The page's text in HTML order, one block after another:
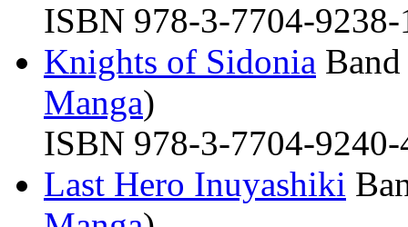
ISBN 978-3-7704-9238-
Knights of Sidonia
Manga)
ISBN 978-3-7704-9240-
Last Hero Inuyashiki